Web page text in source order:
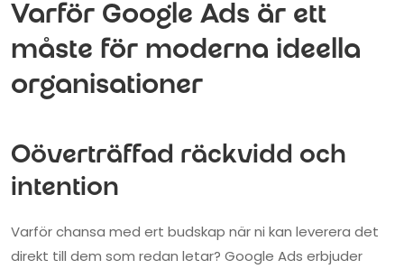
Varför Google Ads är ett
måste för moderna ideella
organisationer
Oöverträffad räckvidd och
intention
Varför chansa med ert budskap när ni kan leverera det
direkt till dem som redan letar? Google Ads erbjuder